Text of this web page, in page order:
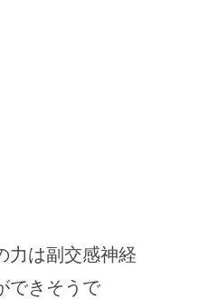
力は副交感神経
できそうで